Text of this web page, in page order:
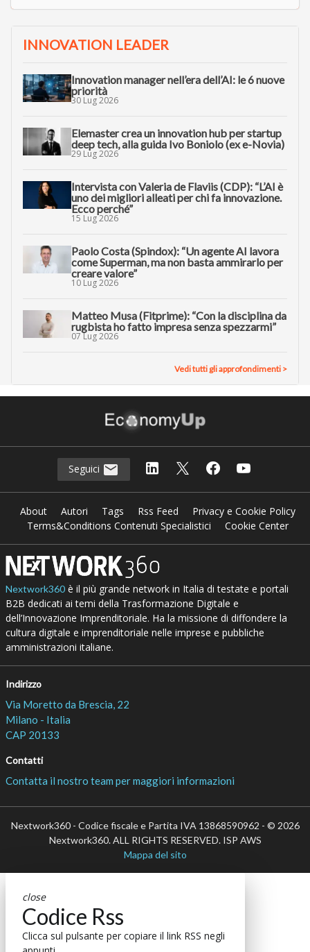
INNOVATION LEADER
Innovation manager nell’era dell’AI: le 6 nuove
priorità
30 Lug 2026
Elemaster crea un innovation hub per startup
deep tech, alla guida Ivo Boniolo (ex e-Novia)
29 Lug 2026
Intervista con Valeria de Flaviis (CDP): “L’AI è
uno dei migliori alleati per chi fa innovazione.
Ecco perché”
15 Lug 2026
Paolo Costa (Spindox): “Un agente AI lavora
come Superman, ma non basta ammirarlo per
creare valore”
10 Lug 2026
Matteo Musa (Fitprime): “Con la disciplina da
rugbista ho fatto impresa senza spezzarmi”
07 Lug 2026
Vedi tutti gli approfondimenti >
Seguici
About Autori Tags Rss Feed
Privacy e Cookie Policy
Terms&Conditions Contenuti Specialistici
Cookie Center
Nextwork360è il più grande network in Italia di testate e portali
B2B dedicati ai temi della Trasformazione Digitale e
dell’Innovazione Imprenditoriale. Ha la missione di diffondere la
cultura digitale e imprenditoriale nelle imprese e pubbliche
amministrazioni italiane.
Indirizzo
Via Moretto da Brescia, 22
Milano - Italia
CAP 20133
Contatti
Contatta il nostro team per maggiori informazioni
Nextwork360 - Codice fiscale e Partita IVA 13868590962 - © 2026
Nextwork360. ALL RIGHTS RESERVED. ISP AWS
Mappa del sito
close
Codice Rss
Clicca sul pulsante per copiare il link RSS negli